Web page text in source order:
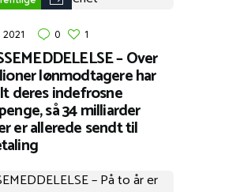
2021 0 1
– Over
lønmodtagere har
deres indefrosne
så 34 milliarder
er allerede sendt til